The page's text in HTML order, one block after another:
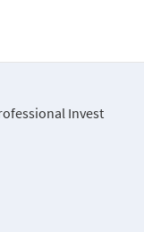
Invest